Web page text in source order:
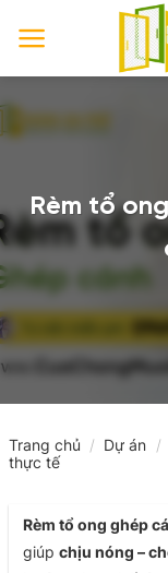
Rèm tổ
Trang chủ / Dự án /
thực tế
Rèm tổ ong ghép
giúp chịu nóng –